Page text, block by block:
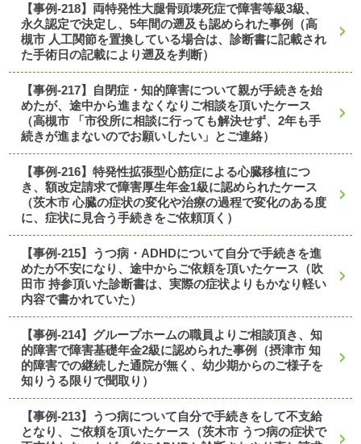
【事例-218】両特発性大腿骨頭壊死症で障害等級3級、
永久認定で決定し、5年間の遡及も認められた事例（高
槻市 人工関節を置換している場合は、診断書に記載され
た手術日の記載により遡及を判断）
【事例-217】自閉症・知的障害について親が手続きを始
めたが、途中から進まなくなりご相談を頂いたケース
（高槻市 「市役所に相談に行っても解決せず、2年も手
続きが進まないのでお願いしたい」とご連絡）
【事例-216】特発性拡張型心筋症による心臓移植につ
き、額改定請求で障害厚生年金1級に認められたケース
（茨木市 心臓の症状の変化や治療の過程で変化のある度
に、症状に見合う手続きをご依頼頂く）
【事例-215】うつ病・ADHDについて自分で手続きを進
めたが不安になり、途中からご依頼を頂いたケース（吹
田市 持参頂いた診断書は、実際の症状よりもかなり軽い
内容で書かれていた）
【事例-214】グループホームの職員よりご相談頂き、知
的障害で障害基礎年金2級に認められた事例（摂津市 知
的障害での継続した通院が無く、幼少期からのご様子を
知りうる限りで聞取り）
【事例-213】うつ病について自分で手続きをして不支給
となり、ご依頼を頂いたケース（茨木市 うつ病の症状で